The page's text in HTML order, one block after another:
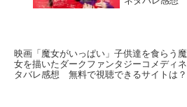
映画「魔女がいっぱい」子供達を食らう魔
女を描いたダークファンタジーコメディネ
タバレ感想 無料で視聴できるサイトは？